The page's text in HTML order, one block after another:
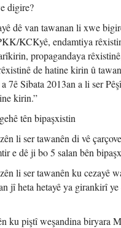
digire?
dê van tawanan li xwe
KCKyê, endamtiya
propagandaya
de hatine kirin û
7ê Sibata 2013an a li ser
kirin.”
tên bipaşxistin
li ser tawanên di vê
e dê ji bo 5 salan bên
li ser tawanên ku cezayê
jî heta hetayê ya girankirî ye
ku piştî weşandina biryara